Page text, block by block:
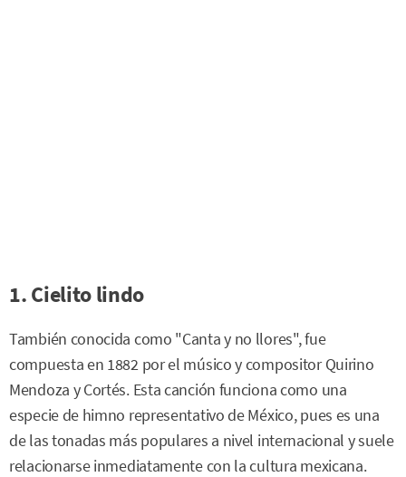
1. Cielito lindo
También conocida como "Canta y no llores", fue
compuesta en 1882 por el músico y compositor Quirino
Mendoza y Cortés. Esta canción funciona como una
especie de himno representativo de México, pues es una
de las tonadas más populares a nivel internacional y suele
relacionarse inmediatamente con la cultura mexicana.